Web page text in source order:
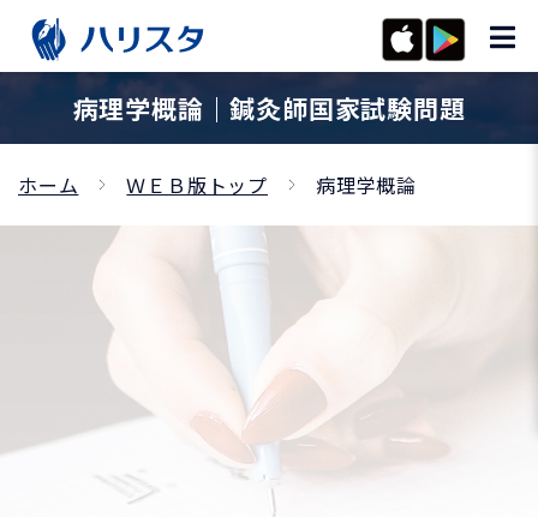
病理学概論｜鍼灸師国家試験問題
ホーム ＷＥＢ版トップ 病理学概論